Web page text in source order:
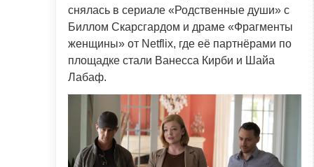
снялась в сериале «Родственные души» с
Биллом Скарсгардом и драме «Фрагменты
женщины» от Netflix, где её партнёрами по
площадке стали Ванесса Кирби и Шайа
Лабаф.